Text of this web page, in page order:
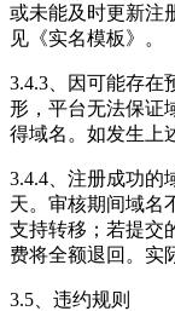
或未能及时更新注
见《实名模板》。
3.4.3、因可能存在
形，平台无法保证
得域名。如发生上
3.4.4、注册成功的
天。审核期间域名
支持转移；若提交
费将全额退回。实
3.5、违约规则